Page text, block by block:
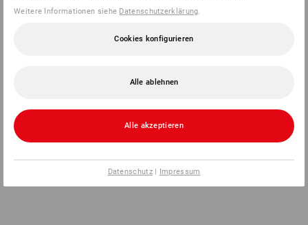
Weitere Informationen siehe Datenschutzerklärung.
Cookies konfigurieren
Alle ablehnen
Alle akzeptieren
Datenschutz| Impressum